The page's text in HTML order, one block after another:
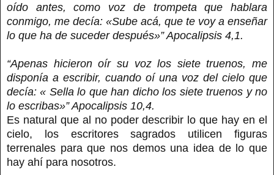
oído antes, como voz de trompeta que hablara
conmigo, me decía: «Sube acá, que te voy a enseñar
lo que ha de suceder después»” Apocalipsis 4,1.
“Apenas hicieron oír su voz los siete truenos, me
disponía a escribir, cuando oí una voz del cielo que
decía: « Sella lo que han dicho los siete truenos y no
lo escribas»” Apocalipsis 10,4.
Es natural que al no poder describir lo que hay en el
cielo, los escritores sagrados utilicen figuras
terrenales para que nos demos una idea de lo que
hay ahí para nosotros.